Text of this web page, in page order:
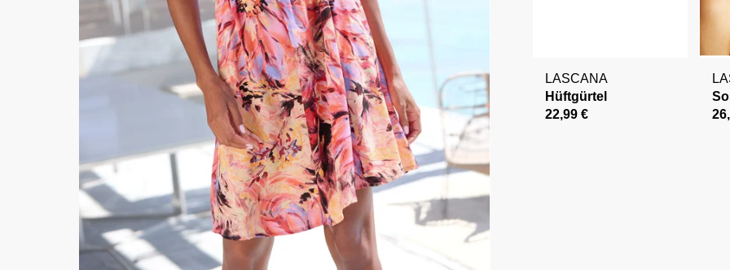
LASCANA
Hüftgürtel
22,99 €